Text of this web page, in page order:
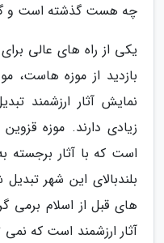
چه هست گذشته است و
یکی از راه های عالی
بازدید از موزه هاست،
نمایش آثار ارزشمند
زیادی دارند. موزه
است که با آثار برجسته
بلندبالای این شهر
های قبل از اسلام برمی
آثار ارزشمند است که